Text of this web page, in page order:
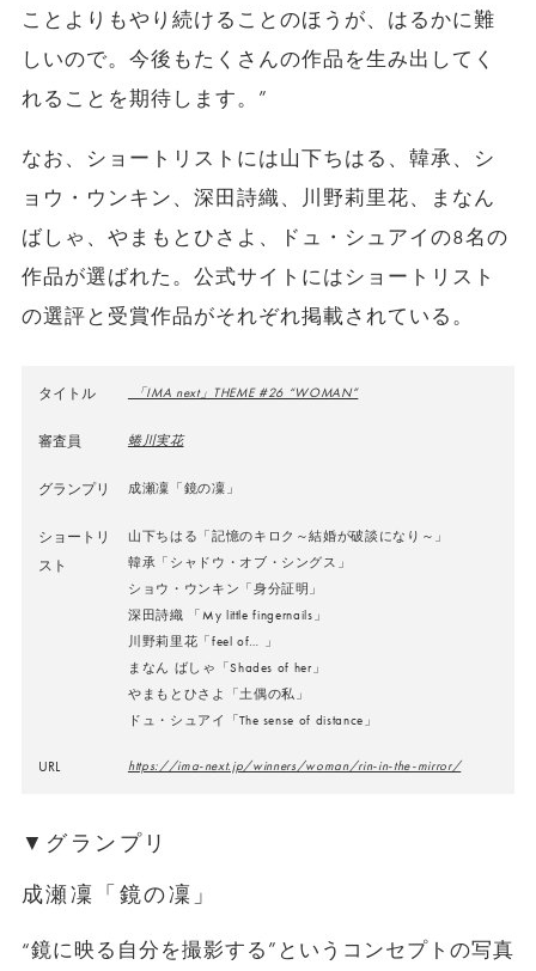
ことよりもやり続けることのほうが、はるかに難
しいので。今後もたくさんの作品を生み出してく
れることを期待します。”
なお、ショートリストには山下ちはる、韓承、シ
ョウ・ウンキン、深田詩織、川野莉里花、まなん
ばしゃ、やまもとひさよ、ドュ・シュアイの8名の
作品が選ばれた。公式サイトにはショートリスト
の選評と受賞作品がそれぞれ掲載されている。
タイトル 「IMA next」THEME #26 “WOMAN”
審査員 蜷川実花
グランプリ 成瀬凜「鏡の凜」
ショートリ
スト
山下ちはる「記憶のキロク～結婚が破談になり～」
韓承「シャドウ・オブ・シングス」
ショウ・ウンキン「身分証明」
深田詩織 「My little fingernails」
川野莉里花「feel of… 」
まなん ばしゃ「Shades of her」
やまもとひさよ「土偶の私」
ドュ・シュアイ「The sense of distance」
URL https://ima-next.jp/winners/woman/rin-in-the-mirror/
▼グランプリ
成瀬凜「鏡の凜」
“鏡に映る自分を撮影する”というコンセプトの写真